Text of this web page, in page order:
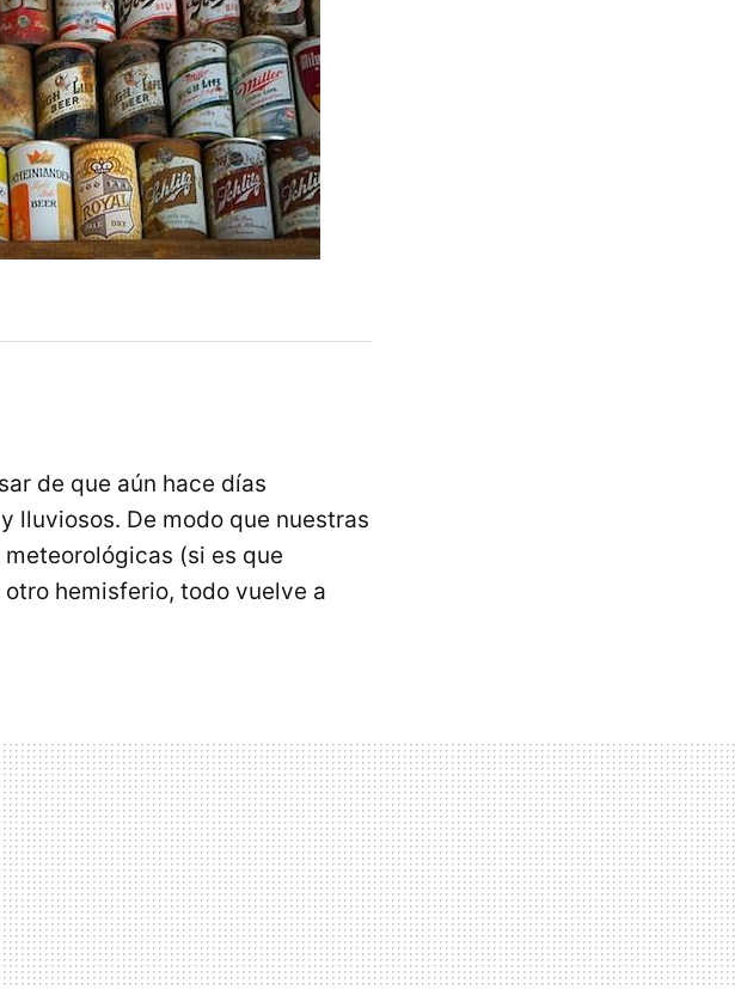
de que aún hace días
lluviosos. De modo que nuestras
(si es que
hemisferio, todo vuelve a